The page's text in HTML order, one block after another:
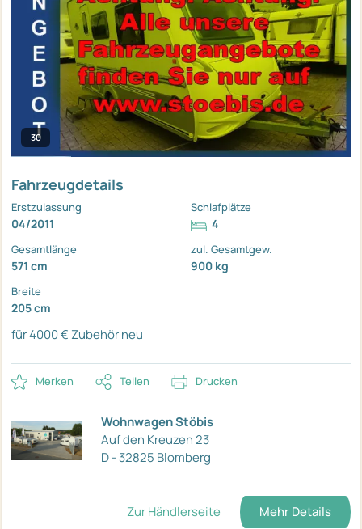
30
Fahrzeugdetails
Erstzulassung
04/2011
Schlafplätze
4
Gesamtlänge
571 cm
zul. Gesamtgew.
900 kg
Breite
205 cm
für 4000 € Zubehör neu
Merken Teilen Drucken
Wohnwagen Stöbis
Auf den Kreuzen 23
D - 32825 Blomberg
Zur Händlerseite Mehr Details